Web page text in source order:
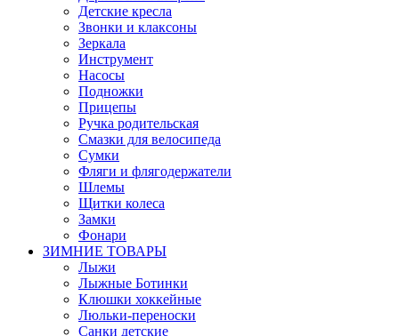
Детские кресла
Звонки и клаксоны
Зеркала
Инструмент
Насосы
Подножки
Прицепы
Ручка родительская
Смазки для велосипеда
Сумки
Фляги и флягодержатели
Шлемы
Щитки колеса
Замки
Фонари
ЗИМНИЕ ТОВАРЫ
Лыжи
Лыжные Ботинки
Клюшки хоккейные
Люльки-переноски
Санки детские